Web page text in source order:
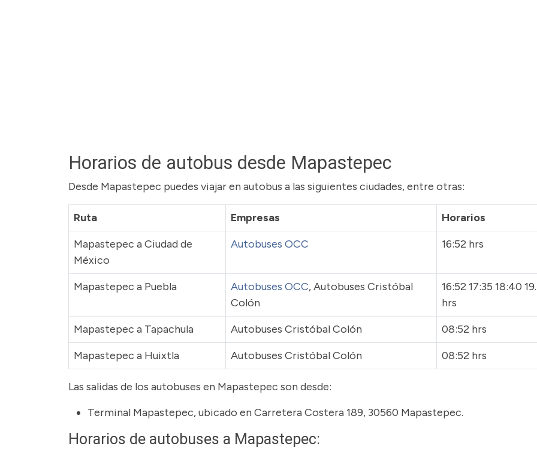
Horarios de autobus desde Mapastepec
Desde Mapastepec puedes viajar en autobus a las siguientes ciudades, entre otras:
Ruta Empresas
Horarios
Mapastepec a Ciudad de
México
Autobuses OCC 16:52 hrs
Mapastepec a Puebla Autobuses OCC, Autobuses Cristóbal
Colón
16:52 17:35 18:40
hrs
Mapastepec a Tapachula
Autobuses Cristóbal Colón
08:52 hrs
Mapastepec a Huixtla
Autobuses Cristóbal Colón 08:52 hrs
Las salidas de los autobuses en Mapastepec son desde:
Terminal Mapastepec, ubicado en Carretera Costera 189, 30560 Mapastepec.
Horarios de autobuses a Mapastepec: